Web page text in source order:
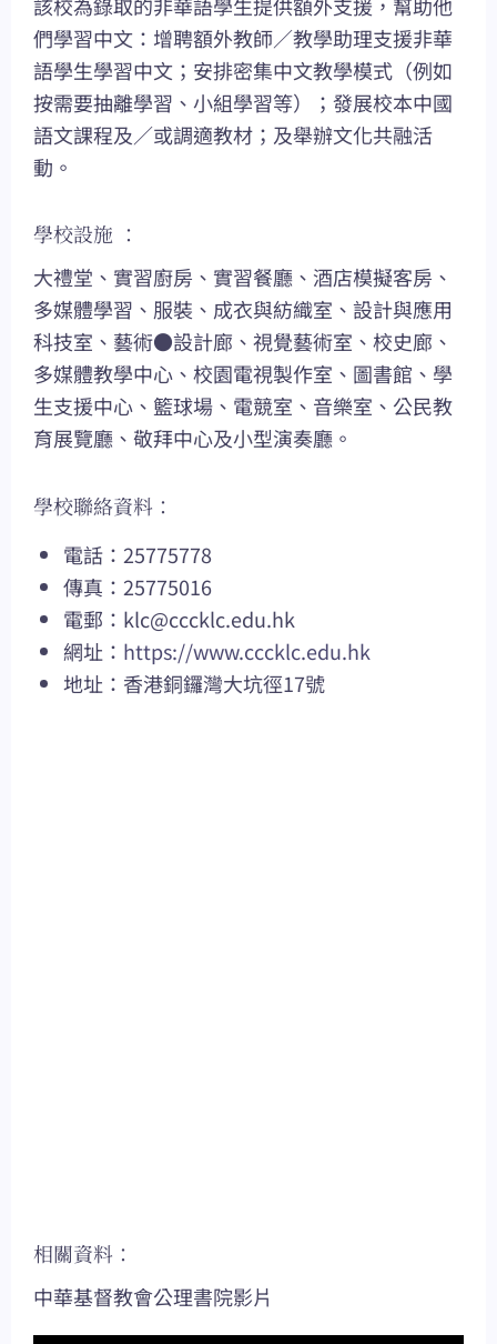
們學習中文：增聘額外教師／教學助理支援非華
語學生學習中文；安排密集中文教學模式（例如
按需要抽離學習、小組學習等）；發展校本中國
語文課程及／或調適教材；及舉辦文化共融活
動。
學校設施 ：
大禮堂、實習廚房、實習餐廳、酒店模擬客房、
多媒體學習、服裝、成衣與紡織室、設計與應用
科技室、藝術●設計廊、視覺藝術室、校史廊、
多媒體教學中心、校園電視製作室、圖書館、學
生支援中心、籃球場、電競室、音樂室、公民教
育展覽廳、敬拜中心及小型演奏廳。
學校聯絡資料：
電話：25775778
傳真：25775016
電郵： klc@cccklc.edu.hk
網址： https://www.cccklc.edu.hk
地址：香港銅鑼灣大坑徑17號
相關資料：
中華基督教會公理書院影片